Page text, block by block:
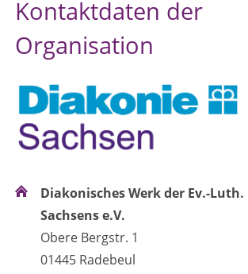
Kontaktdaten der
Organisation
Diakonisches Werk der Ev.-
Sachsens e.V.
Obere Bergstr. 1
01445 Radebeul